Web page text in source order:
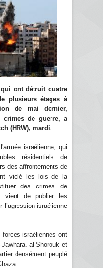
ont détruit quatre
plusieurs étages à
de mai dernier,
crimes de guerre, a
(HRW), mardi.
israélienne, qui
résidentiels de
des affrontements de
violé les lois de la
des crimes de
vient de publier les
l’agression israélienne
israéliennes ont
al-Shorouk et
densément peuplé